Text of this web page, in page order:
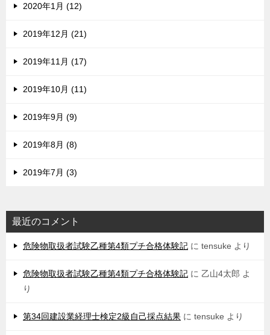
2020年1月 (12)
2019年12月 (21)
2019年11月 (17)
2019年10月 (11)
2019年9月 (9)
2019年8月 (8)
2019年7月 (3)
最近のコメント
危険物取扱者試験乙種第4類プチ合格体験記 に tensuke より
危険物取扱者試験乙種第4類プチ合格体験記 に 乙山4太郎 よ
り
第34回建設業経理士検定2級自己採点結果 に tensuke より